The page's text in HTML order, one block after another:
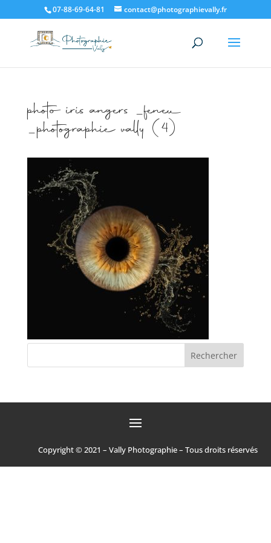
07-88-69-64-81 contact@photographievally.fr
photo iris angers _feneu
_photographie vally (4)
Copyright © 2021 – Vally Photographie – Tous droits réservés